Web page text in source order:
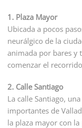
1. Plaza Mayor
Ubicada a pocos
neurálgico de la
animada por bares y
comenzar el
2. Calle Santiago
La calle Santiago,
importantes de
la plaza mayor con la